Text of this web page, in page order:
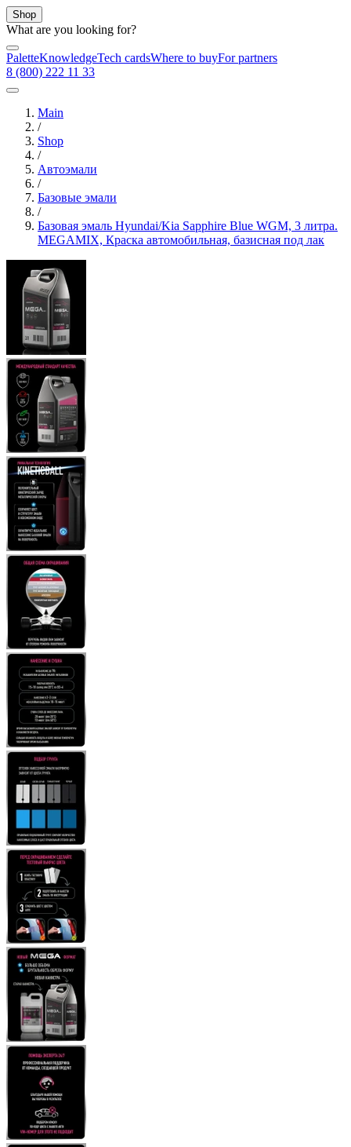
Shop
What are you looking for?
PaletteKnowledgeTech cardsWhere to buyFor partners
8 (800) 222 11 33
Main
/
Shop
/
Автоэмали
/
Базовые эмали
/
Базовая эмаль Hyundai/Kia Sapphire Blue WGM, 3 литра.
MEGAMIX, Краска автомобильная, базисная под лак